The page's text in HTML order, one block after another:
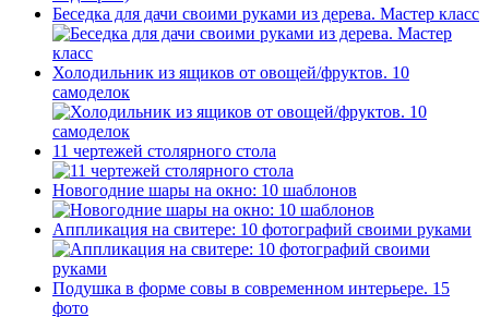
Беседка для дачи своими руками из дерева. Мастер класс
Холодильник из ящиков от овощей/фруктов. 10
самоделок
11 чертежей столярного стола
Новогодние шары на окно: 10 шаблонов
Аппликация на свитере: 10 фотографий своими руками
Подушка в форме совы в современном интерьере. 15
фото